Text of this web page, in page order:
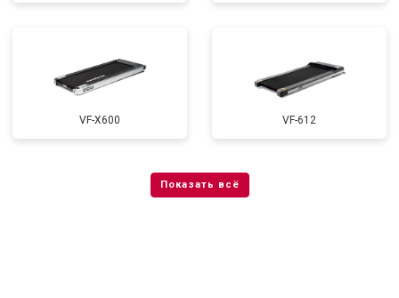
VF-X600 VF-612